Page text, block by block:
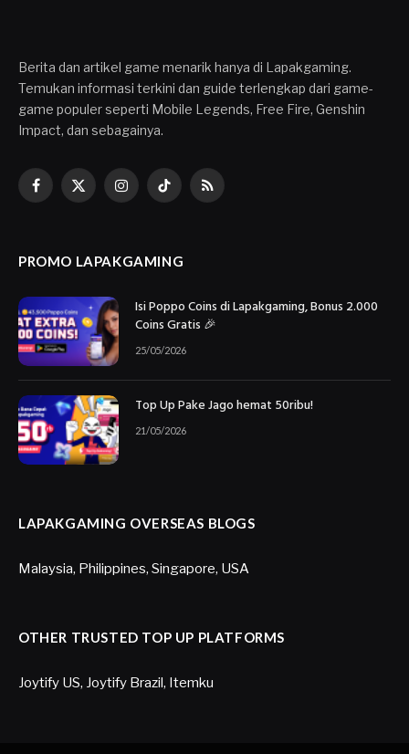
Berita dan artikel game menarik hanya di Lapakgaming.
Temukan informasi terkini dan guide terlengkap dari game-
game populer seperti Mobile Legends, Free Fire, Genshin
Impact, dan sebagainya.
Facebook
X
InstagramTikTokRSS
PROMO LAPAKGAMING
Isi Poppo Coins di Lapakgaming, Bonus 2.000
Coins Gratis 🎉
25/05/2026
Top Up Pake Jago hemat 50ribu!
21/05/2026
LAPAKGAMING OVERSEAS BLOGS
Malaysia, Philippines, Singapore, USA
OTHER TRUSTED TOP UP PLATFORMS
Joytify US, Joytify Brazil , Itemku